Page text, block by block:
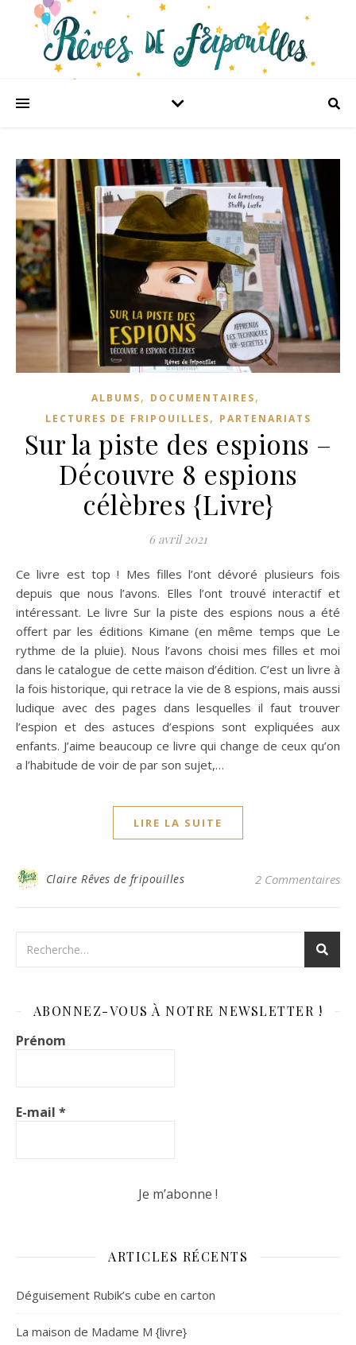
ALBUMS, DOCUMENTAIRES,
LECTURES DE FRIPOUILLES, PARTENARIATS
Sur la piste des espions –
Découvre 8 espions
célèbres {Livre}
6 avril 2021
Ce livre est top ! Mes filles l’ont dévoré plusieurs fois
depuis que nous l’avons. Elles l’ont trouvé interactif et
intéressant. Le livre Sur la piste des espions nous a été
offert par les éditions Kimane (en même temps que Le
rythme de la pluie). Nous l’avons choisi mes filles et moi
dans le catalogue de cette maison d’édition. C’est un livre à
la fois historique, qui retrace la vie de 8 espions, mais aussi
ludique avec des pages dans lesquelles il faut trouver
l’espion et des astuces d’espions sont expliquées aux
enfants. J’aime beaucoup ce livre qui change de ceux qu’on
a l’habitude de voir de par son sujet,…
LIRE LA SUITE
Claire Rêves de fripouilles 2 Commentaires
ABONNEZ-VOUS À NOTRE NEWSLETTER !
Prénom
E-mail *
ARTICLES RÉCENTS
Déguisement Rubik’s cube en carton
La maison de Madame M {livre}